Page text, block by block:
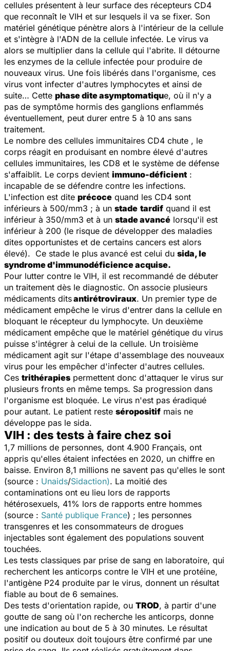
cellules présentent à leur surface des récepteurs CD4
que reconnaît le VIH et sur lesquels il va se fixer. Son
matériel génétique pénètre alors à l'intérieur de la cellule
et s'intègre à l'ADN de la cellule infectée. Le virus va
alors se multiplier dans la cellule qui l'abrite. Il détourne
les enzymes de la cellule infectée pour produire de
nouveaux virus. Une fois libérés dans l'organisme, ces
virus vont infecter d'autres lymphocytes et ainsi de
suite… Cette phase dite asymptomatique, où il n'y a
pas de symptôme hormis des ganglions enflammés
éventuellement, peut durer entre 5 à 10 ans sans
traitement.
Le nombre des cellules immunitaires CD4 chute , le
corps réagit en produisant en nombre élevé d'autres
cellules immunitaires, les CD8 et le système de défense
s'affaiblit. Le corps devient immuno-déficient :
incapable de se défendre contre les infections.
L'infection est dite précoce quand les CD4 sont
inférieurs à 500/mm3 ; à un stade tardif quand il est
inférieur à 350/mm3 et à un stade avancé lorsqu'il est
inférieur à 200 (le risque de développer des maladies
dites opportunistes et de certains cancers est alors
élevé). Ce stade le plus avancé est celui du sida, le
syndrome d'immunodéficience acquise.
Pour lutter contre le VIH, il est recommandé de débuter
un traitement dès le diagnostic. On associe plusieurs
médicaments ditsantirétroviraux. Un premier type de
médicament empêche le virus d'entrer dans la cellule en
bloquant le récepteur du lymphocyte. Un deuxième
médicament empêche que le matériel génétique du virus
puisse s'intégrer à celui de la cellule. Un troisième
médicament agit sur l'étape d'assemblage des nouveaux
virus pour les empêcher d'infecter d'autres cellules.
Ces trithérapies permettent donc d'attaquer le virus sur
plusieurs fronts en même temps. Sa progression dans
l'organisme est bloquée. Le virus n'est pas éradiqué
pour autant. Le patient reste séropositif mais ne
développe pas le sida.
VIH : des tests à faire chez soi
1,7 millions de personnes, dont 4.900 Français, ont
appris qu'elles étaient infectées en 2020, un chiffre en
baisse. Environ 8,1 millions ne savent pas qu'elles le sont
(source : Unaids/Sidaction). La moitié des
contaminations ont eu lieu lors de rapports
hétérosexuels, 41% lors de rapports entre hommes
(source : Santé publique France) ; les personnes
transgenres et les consommateurs de drogues
injectables sont également des populations souvent
touchées.
Les tests classiques par prise de sang en laboratoire, qui
recherchent les anticorps contre le VIH et une protéine,
l'antigène P24 produite par le virus, donnent un résultat
fiable au bout de 6 semaines.
Des tests d'orientation rapide, ou TROD, à partir d'une
goutte de sang où l'on recherche les anticorps, donne
une indication au bout de 5 à 30 minutes. Le résultat
positif ou douteux doit toujours être confirmé par une